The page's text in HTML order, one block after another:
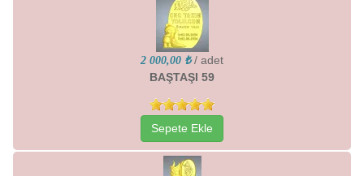
2 000,00 ₺ / adet
BAŞTAŞI 59
Sepete Ekle